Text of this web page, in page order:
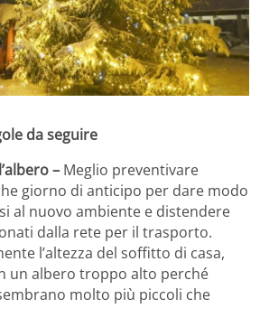
da seguire
– Meglio preventivare
giorno di anticipo per dare modo
al nuovo ambiente e distendere
dalla rete per il trasporto.
l’altezza del soffitto di casa,
un albero troppo alto perché
molto più piccoli che